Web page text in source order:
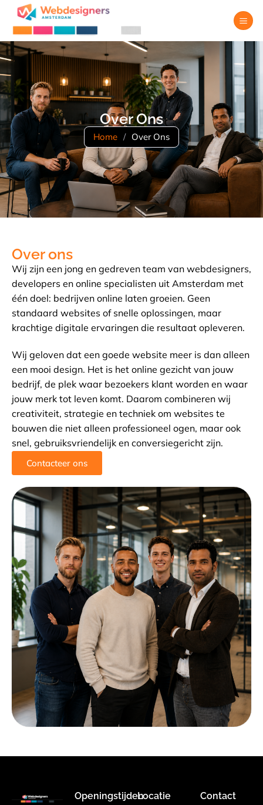
Over Ons
Home / Over Ons
Over ons
Wij zijn een jong en gedreven team van webdesigners,
developers en online specialisten uit Amsterdam met
één doel: bedrijven online laten groeien. Geen
standaard websites of snelle oplossingen, maar
krachtige digitale ervaringen die resultaat opleveren.
Wij geloven dat een goede website meer is dan alleen
een mooi design. Het is het online gezicht van jouw
bedrijf, de plek waar bezoekers klant worden en waar
jouw merk tot leven komt. Daarom combineren wij
creativiteit, strategie en techniek om websites te
bouwen die niet alleen professioneel ogen, maar ook
snel, gebruiksvriendelijk en conversiegericht zijn.
Contacteer ons
OpeningstijdenLocatie Contact